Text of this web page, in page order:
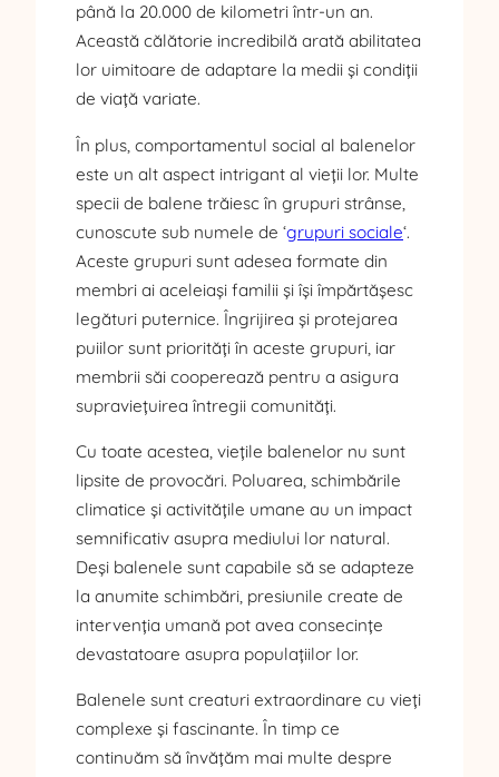
până la 20.000 de kilometri într-un an.
Această călătorie incredibilă arată abilitatea
lor uimitoare de adaptare la medii și condiții
de viață variate.
În plus, comportamentul social al balenelor
este un alt aspect intrigant al vieții lor. Multe
specii de balene trăiesc în grupuri strânse,
cunoscute sub numele de ‘grupuri sociale‘.
Aceste grupuri sunt adesea formate din
membri ai aceleiași familii și își împărtășesc
legături puternice. Îngrijirea și protejarea
puiilor sunt priorități în aceste grupuri, iar
membrii săi cooperează pentru a asigura
supraviețuirea întregii comunități.
Cu toate acestea, viețile balenelor nu sunt
lipsite de provocări. Poluarea, schimbările
climatice și activitățile umane au un impact
semnificativ asupra mediului lor natural.
Deși balenele sunt capabile să se adapteze
la anumite schimbări, presiunile create de
intervenția umană pot avea consecințe
devastatoare asupra populațiilor lor.
Balenele sunt creaturi extraordinare cu vieți
complexe și fascinante. În timp ce
continuăm să învățăm mai multe despre